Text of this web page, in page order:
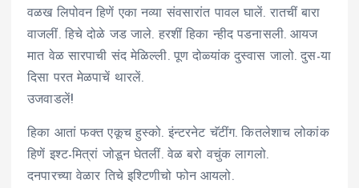
वळख लिपोवन हिणें एका नव्या संवसारांत पावल घालें. रातचीं बारा
वाजलीं. हिचे दोळे जड जाले. हरशीं हिका न्हीद पडनासली. आयज
मात वेळ सारपाची संद मेळिल्ली. पूण दोळ्यांक दुस्वास जालो. दुस-या
दिसा परत मेळपाचें थारलें.
उजवाडलें!
हिका आतां फक्त एकूच हुस्को. इंन्टरनेट चॅटींग. कितलेशाच लोकांक
हिणें इश्ट-मित्रां जोडून घेतलीं. वेळ बरो वचुंक लागलो.
दनपारच्या वेळार तिचे इश्टिणीचो फोन आयलो.